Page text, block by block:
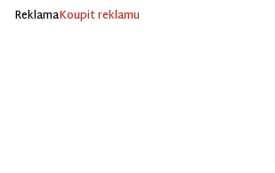
ReklamaKoupit reklamu